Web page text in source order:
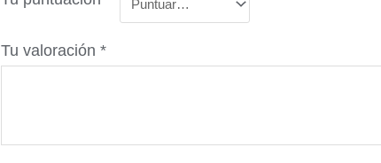
Tu valoración*